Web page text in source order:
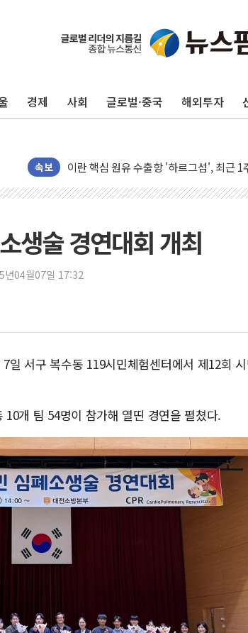
경제 사회 글로벌·중국 해외투자
속보
유럽증시, 美 고용 예상 밖 부진에 연준
미 연준 매파 기세 꺾이나…고용 감소에 9
트럼프, 백신·자폐증 행정명령 검토…"
美 항소법원, 백악관 무도회장 공사 중
美 고용 쇼크에 엔화 장중 급등…시장은
[AI MY 뉴스] 뉴욕 반도체주 프리뷰...美
[종합] 美 7월 고용 2만3000명 감소 '쇼크
[사진] 이슬람 수니파 3개국, 공동방위협정
뉴욕증시 개장 전 특징주...아틀라시안·
보훈부, 미 DPAA와 MOU… "6·25 미군
트럼프 "금리 내려야"…파월 때와 달리
특정 정치인 측근 포항시 정책특보 내정
李 "해남 태양광, 대한민국 다음 100년
[사진] 빈살만과 에르도안의 만남
생술 경연대회 개최
년04월07일 17:32
일 서구 복수동 119시민체험센터에서 제12회
개 팀 54명이 참가해 열띤 경연을 펼쳤다.